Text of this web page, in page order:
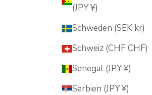
(JPY ¥)
Schweden (SEK kr)
Schweiz (CHF CHF)
Senegal (JPY ¥)
Serbien (JPY ¥)